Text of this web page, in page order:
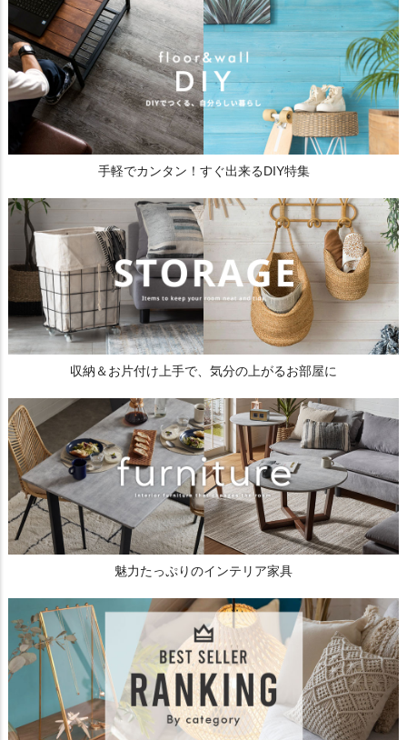
手軽でカンタン！すぐ出来るDIY特集
収納＆お片付け上手で、気分の上がるお部屋に
魅力たっぷりのインテリア家具